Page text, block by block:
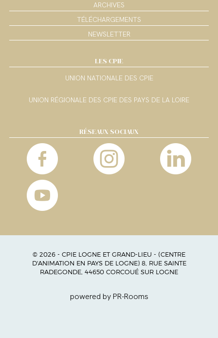
ARCHIVES
TÉLÉCHARGEMENTS
NEWSLETTER
LES CPIE
UNION NATIONALE DES CPIE
UNION RÉGIONALE DES CPIE DES PAYS DE LA LOIRE
RÉSEAUX SOCIAUX
© 2026 - CPIE LOGNE ET GRAND-LIEU - (CENTRE
D'ANIMATION EN PAYS DE LOGNE) 8, RUE SAINTE
RADEGONDE, 44650 CORCOUÉ SUR LOGNE
powered by PR-Rooms